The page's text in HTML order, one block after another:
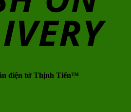
điện tử Thịnh Tiến™